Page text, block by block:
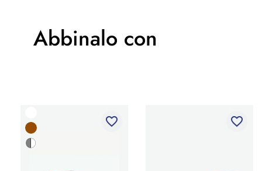
Abbinalo con
favorite_border favorite_border